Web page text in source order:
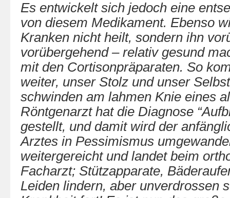
Es entwickelt sich jedoch eine
von diesem Medikament. Ebenso
Kranken nicht heilt, sondern ihn
vorübergehend – relativ gesund
mit den Cortisonpräparaten. So
weiter, unser Stolz und unser
schwinden am lahmen Knie eines
Röntgenarzt hat die Diagnose
gestellt, und damit wird der
Arztes in Pessimismus
weitergereicht und landet beim
Facharzt; Stützapparate,
Leiden lindern, aber unverdrossen